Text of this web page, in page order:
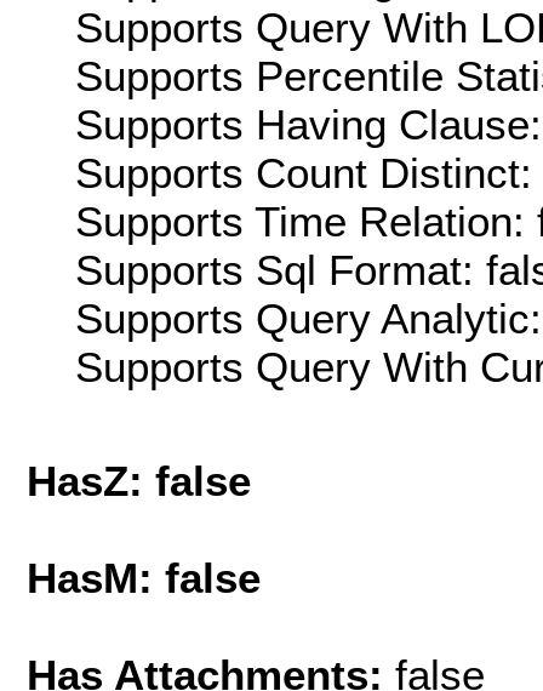
Supports Query With
Supports Percentile
Supports Having
Supports Count Distinct:
Supports Time Relation:
Supports Sql Format:
Supports Query
Supports Query With
HasZ: false
HasM: false
Has Attachments: false